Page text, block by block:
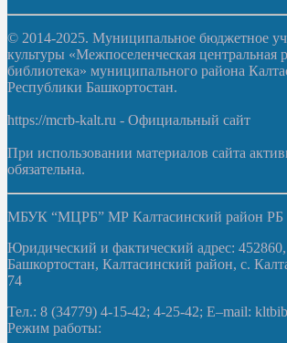
© 2014-2025. Муниципальное бюджетное
культуры «Межпоселенческая центральная
библиотека» муниципального района
Республики Башкортостан.
https://mcrb-kalt.ru - Официальный сайт
При использовании материалов сайта
обязательна.
МБУК “МЦРБ” МР Калтасинский район РБ
Юридический и фактический адрес:
Башкортостан, Калтасинский район, с.
74
Тел.: 8 (34779) 4-15-42; 4-25-42; E–mail:
Режим работы: